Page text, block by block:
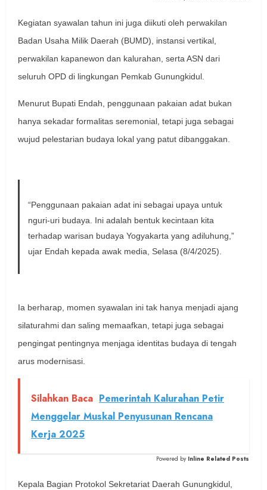
Kegiatan syawalan tahun ini juga diikuti oleh perwakilan
Badan Usaha Milik Daerah (BUMD), instansi vertikal,
perwakilan kapanewon dan kalurahan, serta ASN dari
seluruh OPD di lingkungan Pemkab Gunungkidul.
Menurut Bupati Endah, penggunaan pakaian adat bukan
hanya sekadar formalitas seremonial, tetapi juga sebagai
wujud pelestarian budaya lokal yang patut dibanggakan.
“Penggunaan pakaian adat ini sebagai upaya untuk
nguri-uri budaya. Ini adalah bentuk kecintaan kita
terhadap warisan budaya Yogyakarta yang adiluhung,”
ujar Endah kepada awak media, Selasa (8/4/2025).
Ia berharap, momen syawalan ini tak hanya menjadi ajang
silaturahmi dan saling memaafkan, tetapi juga sebagai
pengingat pentingnya menjaga identitas budaya di tengah
arus modernisasi.
Silahkan Baca Pemerintah Kalurahan Petir
Menggelar Muskal Penyusunan Rencana
Kerja 2025
Powered by Inline Related Posts
Kepala Bagian Protokol Sekretariat Daerah Gunungkidul,